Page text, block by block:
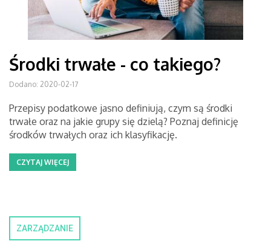
Środki trwałe - co takiego?
Dodano: 2020-02-17
Przepisy podatkowe jasno definiują, czym są środki
trwałe oraz na jakie grupy się dzielą? Poznaj definicję
środków trwałych oraz ich klasyfikację.
CZYTAJ WIĘCEJ
ZARZĄDZANIE